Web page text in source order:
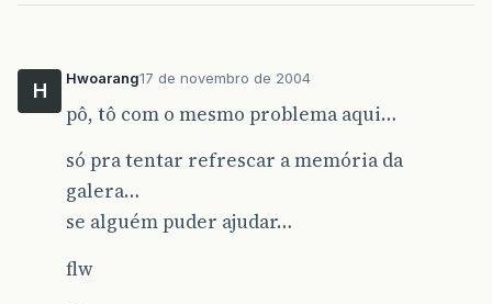
H
Hwoarang17 de novembro de 2004
pô, tô com o mesmo problema aqui…
só pra tentar refrescar a memória da
galera…
se alguém puder ajudar…
flw